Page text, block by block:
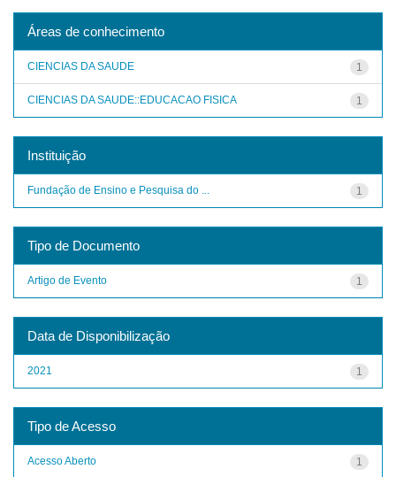
Áreas de conhecimento
1
CIENCIAS DA SAUDE
1
CIENCIAS DA SAUDE::EDUCACAO FISICA
Instituição
1
Fundação de Ensino e Pesquisa do ...
Tipo de Documento
1
Artigo de Evento
Data de Disponibilização
1
2021
Tipo de Acesso
1
Acesso Aberto